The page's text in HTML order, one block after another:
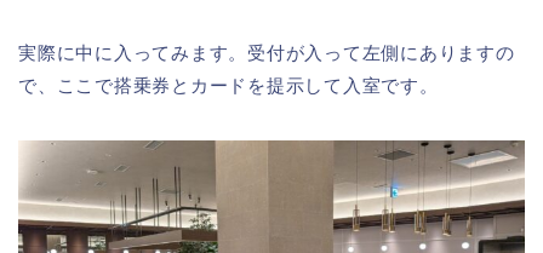
実際に中に入ってみます。受付が入って左側にありますの
で、ここで搭乗券とカードを提示して入室です。